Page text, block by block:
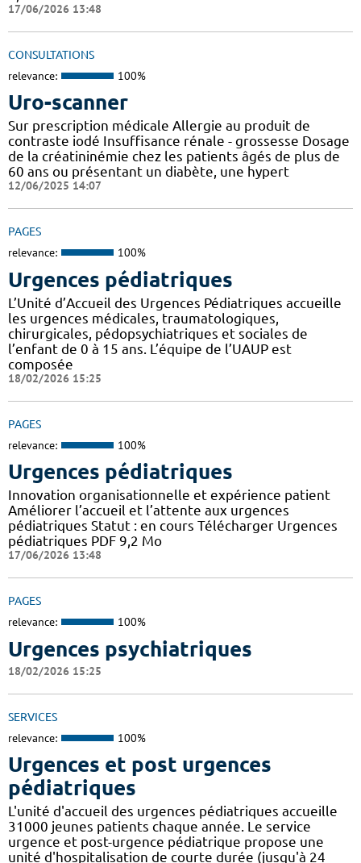
17/06/2026 13:48
CONSULTATIONS
relevance: 100%
Uro-scanner
Sur prescription médicale Allergie au produit de
contraste iodé Insuffisance rénale - grossesse Dosage
de la créatininémie chez les patients âgés de plus de
60 ans ou présentant un diabète, une hypert
12/06/2025 14:07
PAGES
relevance: 100%
Urgences pédiatriques
L’Unité d’Accueil des Urgences Pédiatriques accueille
les urgences médicales, traumatologiques,
chirurgicales, pédopsychiatriques et sociales de
l’enfant de 0 à 15 ans. L’équipe de l’UAUP est
composée
18/02/2026 15:25
PAGES
relevance: 100%
Urgences pédiatriques
Innovation organisationnelle et expérience patient
Améliorer l’accueil et l’attente aux urgences
pédiatriques Statut : en cours Télécharger Urgences
pédiatriques PDF 9,2 Mo
17/06/2026 13:48
PAGES
relevance: 100%
Urgences psychiatriques
18/02/2026 15:25
SERVICES
relevance: 100%
Urgences et post urgences
pédiatriques
L'unité d'accueil des urgences pédiatriques accueille
31000 jeunes patients chaque année. Le service
urgence et post-urgence pédiatrique propose une
unité d'hospitalisation de courte durée (jusqu'à 24